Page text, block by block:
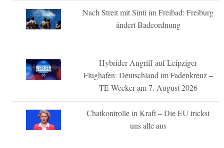
Nach Streit mit Sinti im Freibad: Freiburg
ändert Badeordnung
Hybrider Angriff auf Leipziger
Flughafen: Deutschland im Fadenkreuz –
TE-Wecker am 7. August 2026
Chatkontrolle in Kraft – Die EU trickst
uns alle aus